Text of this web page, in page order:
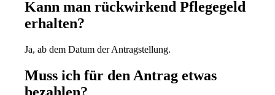
Kann man rückwirkend Pflegegeld
erhalten?
Ja, ab dem Datum der Antragstellung.
Muss ich für den Antrag etwas
bezahlen?